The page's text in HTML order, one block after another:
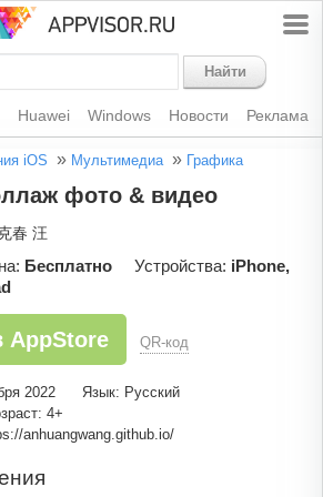
Найти
Huawei Windows Новости Реклама
iOS » Мультимедиа » Графика
фото & видео
春 汪
Бесплатно Устройства: iPhone,
AppStore QR-код
2022
Язык: Русский
4+
anhuangwang.github.io/